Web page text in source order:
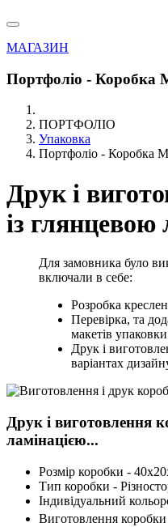
МАГАЗИН
Портфоліо - Коробка
ПОРТФОЛІО
Упаковка
Портфоліо - Коробка
Друк і
із глянцевою
Для замовника було
включали в себе:
Розробка
Перевірка, та
макетів
Друк і
варіантах
Друк і виготовлення
ламінацією...
Розмір коробки -
Тип коробки -
Індивідуальний
Виготовлення коробки